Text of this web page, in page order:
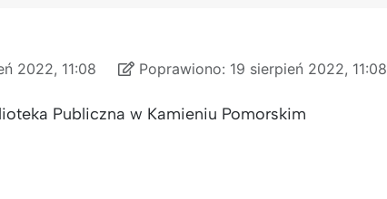
2022, 11:08 Poprawiono: 19 sierpień 2022, 11:08
Publiczna w Kamieniu Pomorskim